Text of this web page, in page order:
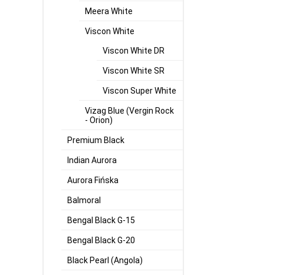
Meera White
Viscon White
Viscon White DR
Viscon White SR
Viscon Super White
Vizag Blue (Vergin Rock
- Orion)
Premium Black
Indian Aurora
Aurora Fińska
Balmoral
Bengal Black G-15
Bengal Black G-20
Black Pearl (Angola)